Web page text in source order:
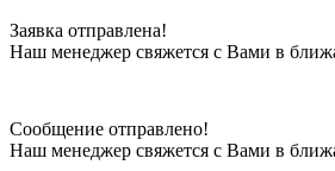
Заявка отправлена!
Наш менеджер свяжется с Вами в
Сообщение отправлено!
Наш менеджер свяжется с Вами в